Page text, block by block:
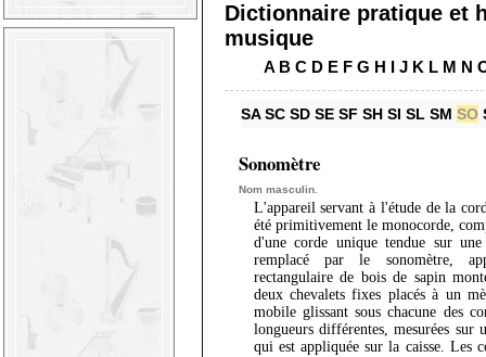
Dictionnaire pratique et
musique
A B C D E F G H I J K L M N
SA SC SD SE SF SH SI SL SM SO
Sonomètre
Nom masculin.
L'appareil servant à l'étude de la
été primitivement le monocorde,
d'une corde unique tendue sur
remplacé par le sonomètre,
rectangulaire de bois de sapin
deux chevalets fixes placés à un
mobile glissant sous chacune des
longueurs différentes, mesurées
qui est appliquée sur la caisse. Les